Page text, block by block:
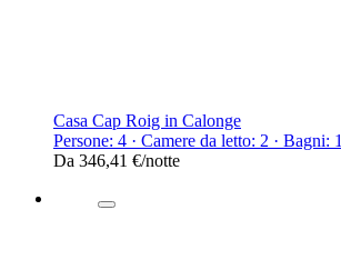
Casa Cap Roig in Calonge
Persone: 4 · Camere da letto: 2 · Bagni: 1
Da 346,41 €/notte